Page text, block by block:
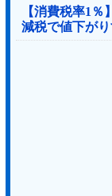
【消費税率1
減税で値下が
価格を変えな